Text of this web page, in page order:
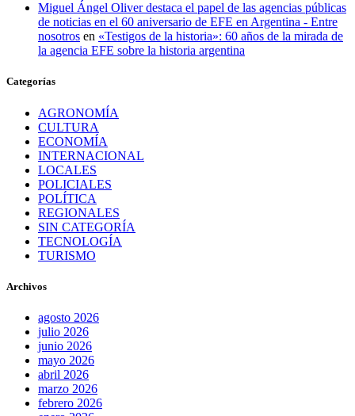
Miguel Ángel Oliver destaca el papel de las agencias públicas
de noticias en el 60 aniversario de EFE en Argentina - Entre
nosotros en «Testigos de la historia»: 60 años de la mirada de
la agencia EFE sobre la historia argentina
Categorías
AGRONOMÍA
CULTURA
ECONOMÍA
INTERNACIONAL
LOCALES
POLICIALES
POLÍTICA
REGIONALES
SIN CATEGORÍA
TECNOLOGÍA
TURISMO
Archivos
agosto 2026
julio 2026
junio 2026
mayo 2026
abril 2026
marzo 2026
febrero 2026